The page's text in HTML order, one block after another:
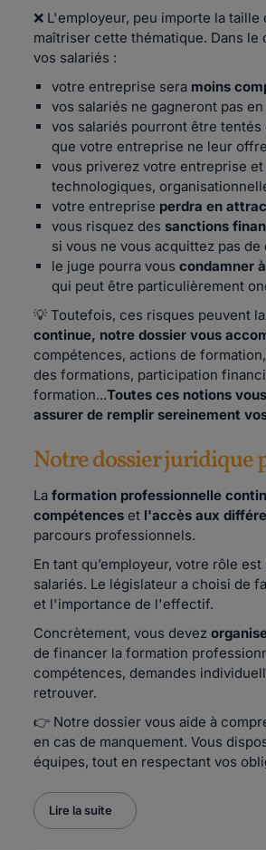
❌ L'employeur, peu importe la
maîtriser cette thématique. Dans le
vos salariés :
votre entreprise sera moins
vos salariés ne gagneront pas
vos salariés pourront être tentés
que votre entreprise ne leur
vous priverez votre entreprise
technologiques,
votre entreprise perdra en
vous risquez des sanctions
si vous ne vous acquittez pas
le juge pourra vous condamner
qui peut être particulièrement
💡 Toutefois, ces risques peuvent
continue, notre dossier vous
compétences, actions de
des formations, participation
formation...Toutes ces notions
assurer de remplir sereinement
Notre dossier juridique
La formation professionnelle
compétences et l'accès aux
parcours professionnels.
En tant qu’employeur, votre rôle
salariés. Le législateur a choisi de
et l'importance de l'effectif.
Concrètement, vous devez
de financer la formation
compétences, demandes
retrouver.
👉 Notre dossier vous aide à
en cas de manquement. Vous
équipes, tout en respectant vos
Lire la suite